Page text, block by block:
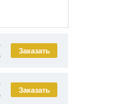
Заказать
Заказать